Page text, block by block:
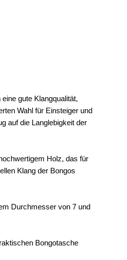
gute Klangqualität,
Wahl für Einsteiger und
auf die Langlebigkeit der
Holz, das für
Klang der Bongos
Durchmesser von 7 und
Bongotasche